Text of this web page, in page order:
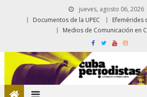
jueves, agosto 06, 2026
Documentos de la UPEC
Efemérides
Medios de Comunicación en